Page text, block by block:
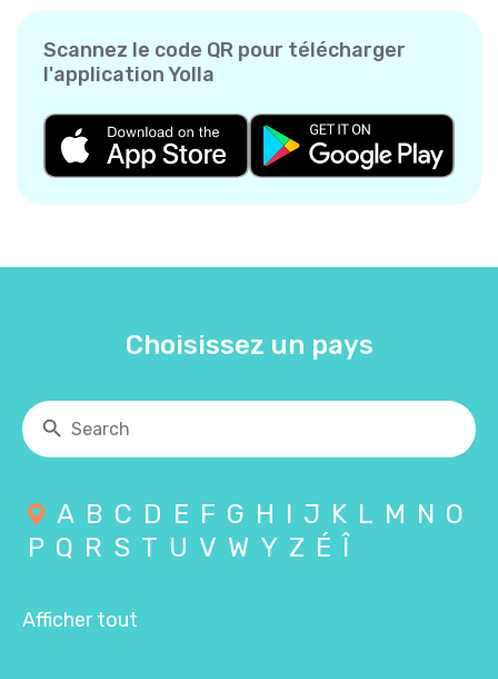
Scannez le code QR pour télécharger
l'application Yolla
Choisissez un pays
A B C D E F G H I J K L M N O
P Q R S T U V W Y Z É Î
Afficher tout